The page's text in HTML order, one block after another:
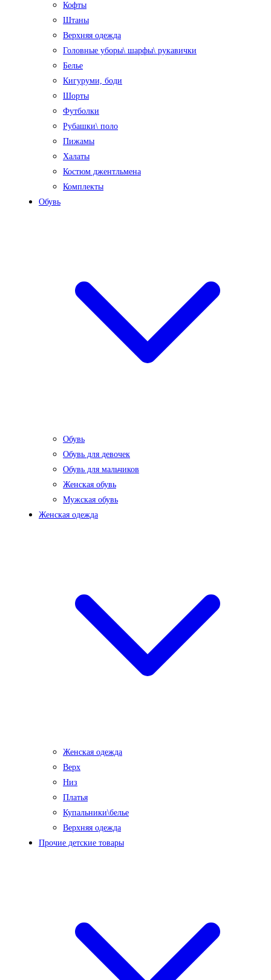
Кофты
Штаны
Верхняя одежда
Головные уборы\ шарфы\ рукавички
Белье
Кигуруми, боди
Шорты
Футболки
Рубашки\ поло
Пижамы
Халаты
Костюм джентльмена
Комплекты
Обувь
Обувь
Обувь для девочек
Обувь для мальчиков
Женская обувь
Мужская обувь
Женская одежда
Женская одежда
Верх
Низ
Платья
Купальники\белье
Верхняя одежда
Прочие детские товары